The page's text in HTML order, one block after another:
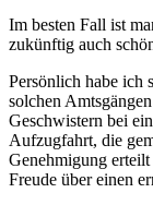
Im besten Fall ist
zukünftig auch
Persönlich habe ich
solchen
Geschwistern bei
Aufzugfahrt, die
Genehmigung
Freude über einen